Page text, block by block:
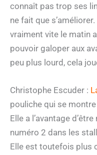
connaît pas trop ses
ne fait que
vraiment vite le matin
pouvoir galoper aux
peu plus lourd, cela
Christophe Escuder :
pouliche qui se
Elle a l’avantage
numéro 2 dans les
Elle est toutefois plus